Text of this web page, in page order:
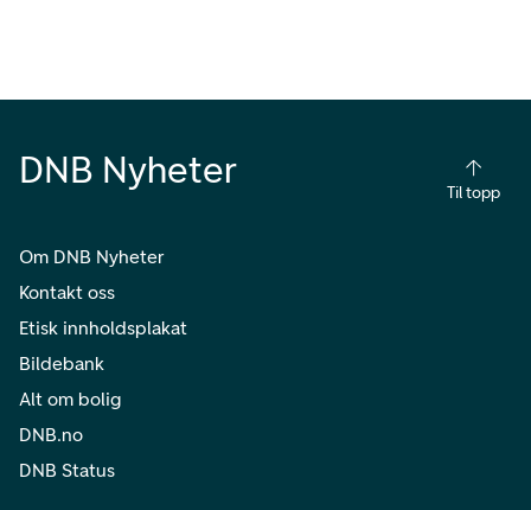
DNB Nyheter
Til topp
Om DNB Nyheter
Kontakt oss
Etisk innholdsplakat
Bildebank
Alt om bolig
DNB.no
DNB Status